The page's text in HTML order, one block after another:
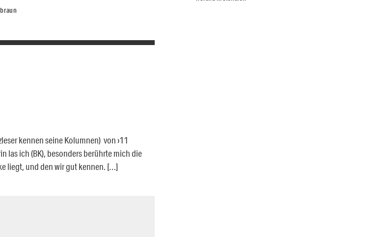
kennen seine Kolumnen) von ›11
las ich (BK), besonders berührte mich die
liegt, und den wir gut kennen. […]